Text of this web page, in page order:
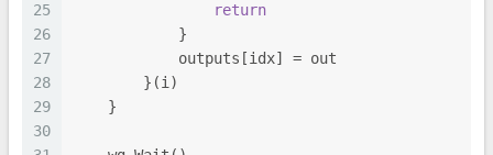
25
26
27
28
29
30
return
            }
            outputs[idx] = out
        }(i)
    }